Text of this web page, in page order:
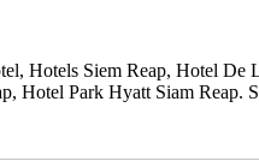
Hotels Siem Reap, Hotel
Hotel Park Hyatt Siam Reap.